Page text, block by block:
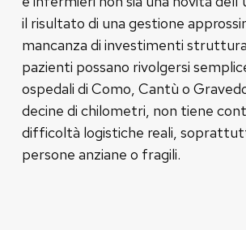
il risultato di una gestione
mancanza di investimenti
pazienti possano rivolgersi
ospedali di Como, Cantù o
decine di chilometri, non tiene
difficoltà logistiche reali,
persone anziane o fragili.